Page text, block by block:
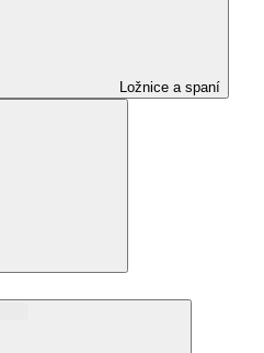
Ložnice a spaní